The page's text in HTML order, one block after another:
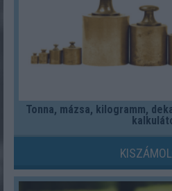
Tonna, mázsa, kilogramm,